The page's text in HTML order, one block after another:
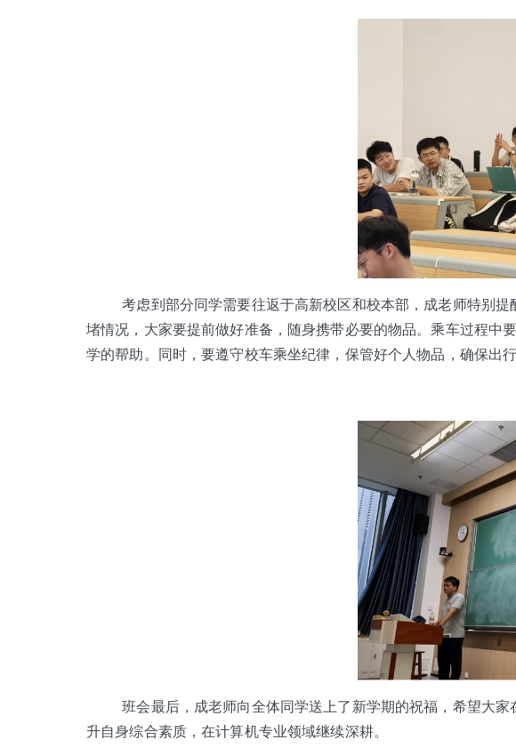
考虑到部分同学需要往返于高新校区和校本部，成老师特别
堵情况，大家要提前做好准备，随身携带必要的物品。乘车过程中
学的帮助。同时，要遵守校车乘坐纪律，保管好个人物品，确保出行
班会最后，成老师向全体同学送上了新学期的祝福，希望大
升自身综合素质，在计算机专业领域继续深耕。